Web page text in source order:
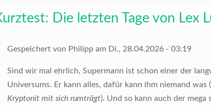
Die letzten Tage von Lex
Gespeichert von Philipp am Di., 28.04.2026 - 03:19
Sind wir mal ehrlich, Supermann ist schon einer der
Universums. Er kann alles, dafür kann ihm niemand was (
Kryptonit mit sich rumträgt). Und so kann auch der mega